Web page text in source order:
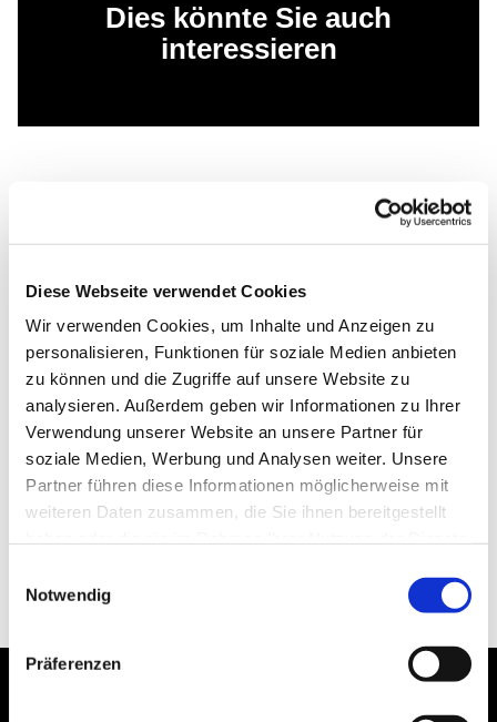
Diese Webseite verwendet Cookies
Wir verwenden Cookies, um Inhalte und Anzeigen zu
personalisieren, Funktionen für soziale Medien anbieten
zu können und die Zugriffe auf unsere Website zu
analysieren. Außerdem geben wir Informationen zu Ihrer
Verwendung unserer Website an unsere Partner für
soziale Medien, Werbung und Analysen weiter. Unsere
Partner führen diese Informationen möglicherweise mit
weiteren Daten zusammen, die Sie ihnen bereitgestellt
Notwendig
Präferenzen
Dies könnte Sie auch
interessieren